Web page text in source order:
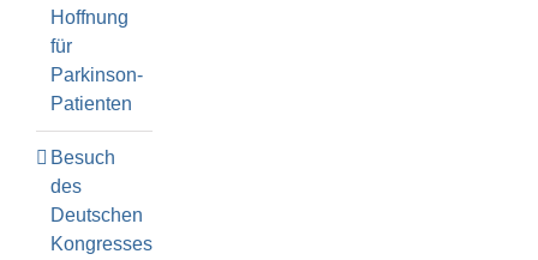
Hoffnung
für
Parkinson-
Patienten
Besuch
des
Deutschen
Kongresses